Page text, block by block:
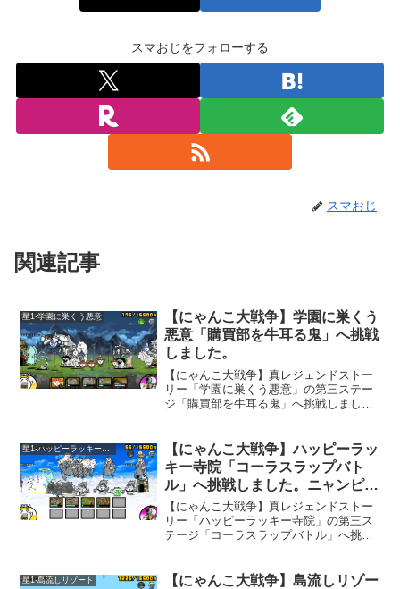
スマおじをフォローする
スマおじ
関連記事
星1-学園に巣くう悪意
【にゃんこ大戦争】学園に巣くう
悪意「購買部を牛耳る鬼」へ挑戦
しました。
【にゃんこ大戦争】真レジェンドストー
リー「学園に巣くう悪意」の第三ステー
ジ「購買部を牛耳る鬼」へ挑戦しまし
クリアしましたが、ちょっと無理やり使
った感じになりました。
【にゃんこ大戦争】ハッピーラッ
キー寺院「コーラスラップバト
ル」へ挑戦しました。ニャンピュ
ーター使用。
【にゃんこ大戦争】真レジェンドストー
リー「ハッピーラッキー寺院」の第三ス
テージ「コーラスラップバトル」へ挑戦
連発されるのは、かなりきついですね。
星1-島流しリゾート
【にゃんこ大戦争】島流しリゾー